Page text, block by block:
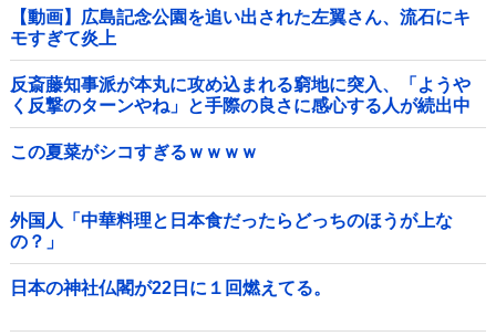
【動画】広島記念公園を追い出された左翼さん、流石にキ
モすぎて炎上
反斎藤知事派が本丸に攻め込まれる窮地に突入、「ようや
く反撃のターンやね」と手際の良さに感心する人が続出中
他
この夏菜がシコすぎるｗｗｗｗ
外国人「中華料理と日本食だったらどっちのほうが上な
の？」
日本の神社仏閣が22日に１回燃えてる。